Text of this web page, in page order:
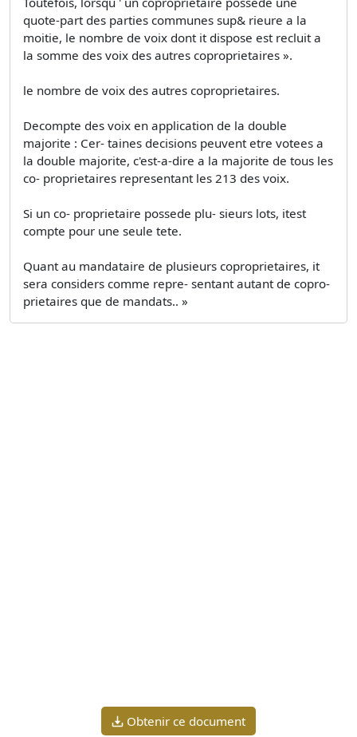
quote-part des parties communes sup& rieure a la
moitie, le nombre de voix dont it dispose est recluit a
la somme des voix des autres coproprietaires ».
le nombre de voix des autres coproprietaires.
Decompte des voix en application de la double
majorite : Cer- taines decisions peuvent etre votees a
la double majorite, c'est-a-dire a la majorite de tous les
co- proprietaires representant les 213 des voix.
Si un co- proprietaire possede plu- sieurs lots, itest
compte pour une seule tete.
Quant au mandataire de plusieurs coproprietaires, it
sera considers comme repre- sentant autant de copro-
prietaires que de mandats.. »
Obtenir ce document